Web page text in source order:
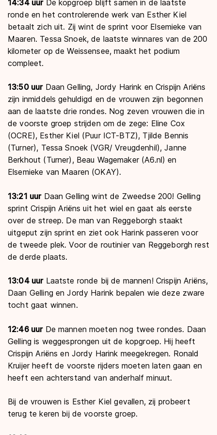
14:34 uurDe kopgroep blijft samen in de laatste
ronde en het controlerende werk van Esther Kiel
betaalt zich uit. Zij wint de sprint voor Elsemieke van
Maaren. Tessa Snoek, de laatste winnares van de 200
kilometer op de Weissensee, maakt het podium
compleet.
13:50 uurDaan Gelling, Jordy Harink en Crispijn Ariëns
zijn inmiddels gehuldigd en de vrouwen zijn begonnen
aan de laatste drie rondes. Nog zeven vrouwen die in
de voorste groep strijden om de zege: Eline Cox
(OCRE), Esther Kiel (Puur ICT-BTZ), Tjilde Bennis
(Turner), Tessa Snoek (VGR/ Vreugdenhil), Janne
Berkhout (Turner), Beau Wagemaker (A6.nl) en
Elsemieke van Maaren (OKAY).
13:21 uurDaan Gelling wint de Zweedse 200! Gelling
sprint Crispijn Ariëns uit het wiel en gaat als eerste
over de streep. De man van Reggeborgh staakt
uitgeput zijn sprint en ziet ook Harink passeren voor
de tweede plek. Voor de routinier van Reggeborgh rest
de derde plaats.
13:04 uurLaatste ronde bij de mannen! Crispijn Ariëns,
Daan Gelling en Jordy Harink bepalen wie deze zware
tocht gaat winnen.
12:46 uurDe mannen moeten nog twee rondes. Daan
Gelling is weggesprongen uit de kopgroep. Hij heeft
Crispijn Ariëns en Jordy Harink meegekregen. Ronald
Kruijer heeft de voorste rijders moeten laten gaan en
heeft een achterstand van anderhalf minuut.
Bij de vrouwen is Esther Kiel gevallen, zij probeert
terug te keren bij de voorste groep.